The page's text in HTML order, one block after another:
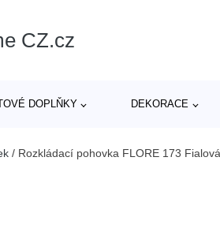
CZ.cz
DOPLŇKY DEKORACE
/ Rozkládací pohovka FLORE 173 Fialová